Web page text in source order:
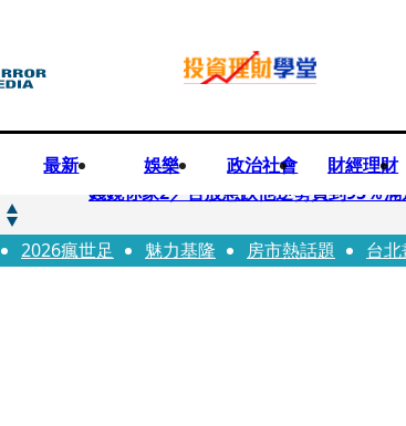
最新 娛樂 政治社會 財經理財
快訊
錢鏡你家2／台股急跌他逆勢買到95％
快訊
八月寵物月 寵物食品大廠偕獸醫師提
2026瘋世足 魅力基隆 房市熱話題 台